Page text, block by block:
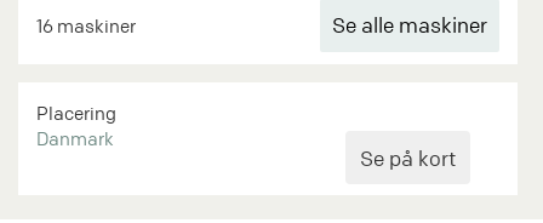
16 maskiner Se alle maskiner
Placering
Danmark